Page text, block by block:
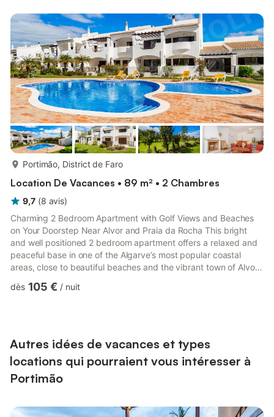
quente), TV por cabo e WI-FI. O quarto e sala têm acesso a
uma varanda com vista para a Praia da Rocha. O alo...
Portimão, District de Faro
Location De Vacances • 89 m² • 2 Chambres
9,7 (8 avis)
Charming 2 Bedroom Apartment with Golf Views and Beaches
on Your Doorstep Near Alvor and Praia da Rocha This bright
and well positioned 2 bedroom apartment offers a relaxed and
peaceful base in one of the Algarve’s most popular coastal
areas, close to beautiful beaches and the vibrant town of Alvor.
choice for guests who want both convenience and a calm
dès 105 € / nuit
Autres idées de vacances et types
locations qui pourraient vous intéresser à
Portimão